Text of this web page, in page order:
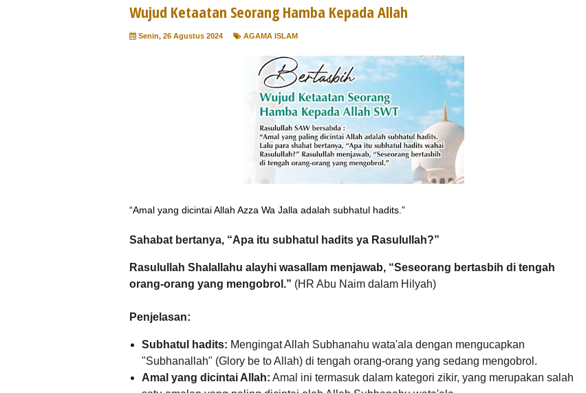
Wujud Ketaatan Seorang Hamba Kepada Allah
Senin, 26 Agustus 2024 AGAMA ISLAM
“Amal yang dicintai Allah Azza Wa Jalla adalah subhatul hadits.”
Sahabat bertanya, “Apa itu subhatul hadits ya Rasulullah?”
Rasulullah Shalallahu alayhi wasallam menjawab, “Seseorang bertasbih di tengah
orang-orang yang mengobrol.” (HR Abu Naim dalam Hilyah)
Penjelasan:
Subhatul hadits: Mengingat Allah Subhanahu wata'ala dengan mengucapkan
"Subhanallah" (Glory be to Allah) di tengah orang-orang yang sedang mengobrol.
Amal yang dicintai Allah: Amal ini termasuk dalam kategori zikir, yang merupakan salah